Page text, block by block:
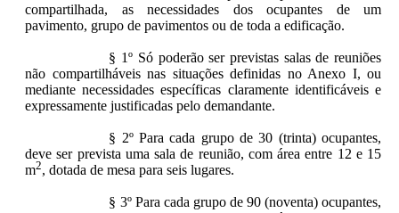
compartilhada, as necessidades dos ocupantes de um
pavimento, grupo de pavimentos ou de toda a edificação.
§ 1º Só poderão ser previstas salas de reuniões
não compartilháveis nas situações definidas no Anexo I, ou
mediante necessidades específicas claramente identificáveis e
expressamente justificadas pelo demandante.
§ 2º Para cada grupo de 30 (trinta) ocupantes,
deve ser prevista uma sala de reunião, com área entre 12 e 15
m2, dotada de mesa para seis lugares.
§ 3º Para cada grupo de 90 (noventa) ocupantes,